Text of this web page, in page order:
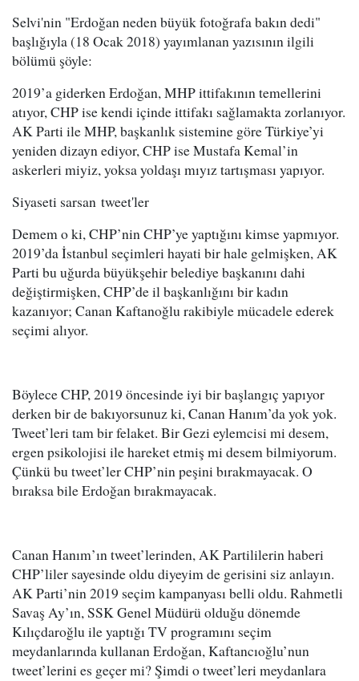
Selvi'nin "Erdoğan neden büyük fotoğrafa bakın dedi"
başlığıyla (18 Ocak 2018) yayımlanan yazısının ilgili
bölümü şöyle:
2019’a giderken Erdoğan, MHP ittifakının temellerini
atıyor, CHP ise kendi içinde ittifakı sağlamakta zorlanıyor.
AK Parti ile MHP, başkanlık sistemine göre Türkiye’yi
yeniden dizayn ediyor, CHP ise Mustafa Kemal’in
askerleri miyiz, yoksa yoldaşı mıyız tartışması yapıyor.
Siyaseti sarsan tweet'ler
Demem o ki, CHP’nin CHP’ye yaptığını kimse yapmıyor.
2019’da İstanbul seçimleri hayati bir hale gelmişken, AK
Parti bu uğurda büyükşehir belediye başkanını dahi
değiştirmişken, CHP’de il başkanlığını bir kadın
kazanıyor; Canan Kaftanoğlu rakibiyle mücadele ederek
seçimi alıyor.
Böylece CHP, 2019 öncesinde iyi bir başlangıç yapıyor
derken bir de bakıyorsunuz ki, Canan Hanım’da yok yok.
Tweet’leri tam bir felaket. Bir Gezi eylemcisi mi desem,
ergen psikolojisi ile hareket etmiş mi desem bilmiyorum.
Çünkü bu tweet’ler CHP’nin peşini bırakmayacak. O
bıraksa bile Erdoğan bırakmayacak.
Canan Hanım’ın tweet’lerinden, AK Partililerin haberi
CHP’liler sayesinde oldu diyeyim de gerisini siz anlayın.
AK Parti’nin 2019 seçim kampanyası belli oldu. Rahmetli
Savaş Ay’ın, SSK Genel Müdürü olduğu dönemde
Kılıçdaroğlu ile yaptığı TV programını seçim
meydanlarında kullanan Erdoğan, Kaftancıoğlu’nun
tweet’lerini es geçer mi? Şimdi o tweet’leri meydanlara